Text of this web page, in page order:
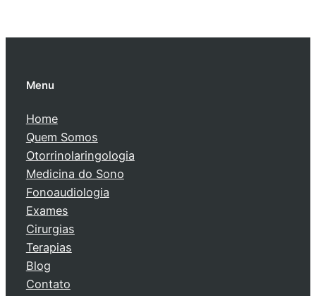
Menu
Home
Quem Somos
Otorrinolaringologia
Medicina do Sono
Fonoaudiologia
Exames
Cirurgias
Terapias
Blog
Contato